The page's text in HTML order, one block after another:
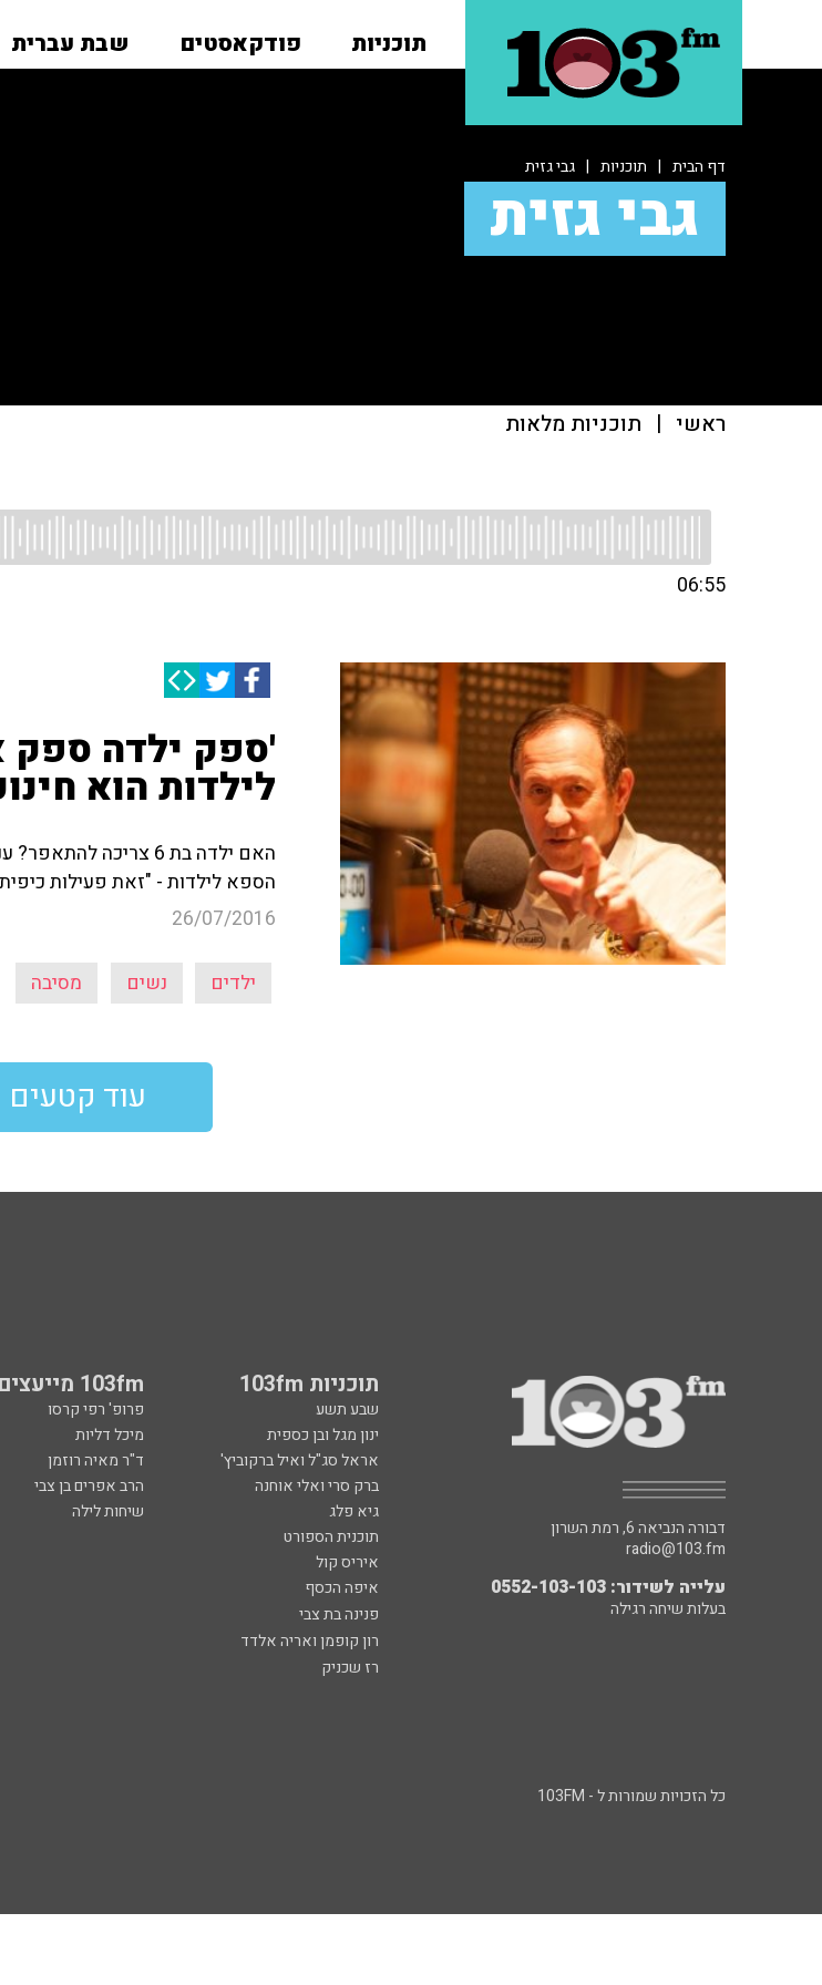
תוכניות פודקאסטים שבת עברית
דף הבית | תוכניות | גבי גזית
גבי גזית
ראשי | תוכניות מלאות
06:55
'ספק ילדה ספק
לילדות הוא
האם ילדה בת 6 צריכה
הספא לילדות - "זאת פעילות
26/07/2016
ילדים נשים מסיבה
עוד קטעים
תוכניות 103fm 103fm מייעצים
שבע תשע פרופ' רפי קרסו
ינון מגל ובן כספית
מיכל דליות
אראל סג"ל ואיל ברקוביץ'
ד"ר מאיה רוזמן
ברק סרי ואלי אוחנה
הרב אפרים בן צבי
גיא פלג
שיחות לילה
תוכנית הספורט
איריס קול
איפה הכסף
פנינה בת צבי
רון קופמן ואריה אלדד
רז שכניק
דבורה הנביאה 6, רמת השרון
radio@103.fm
עלייה לשידור: 0552-103-103
בעלות שיחה רגילה
כל הזכויות שמורות ל - 103FM